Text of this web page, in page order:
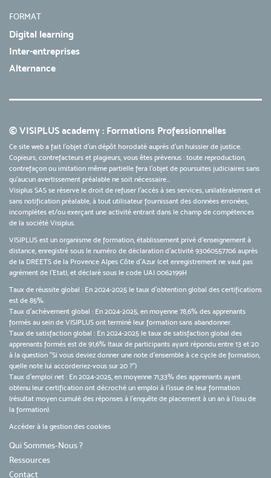
FORMAT
Digital learning
Inter-entreprises
Alternance
© VISIPLUS academy : Formations Professionnelles
Ce site web a fait l'objet d'un dépôt horodaté auprès d'un huissier de justice.
Copieurs, contrefacteurs et plagieurs, vous êtes prévenus : toute reproduction,
contrefaçon ou imitation même partielle fera l'objet de poursuites judiciaires sans
qu’aucun avertissement préalable ne soit nécessaire...
Visiplus SAS se réserve le droit de refuser l'accès à ses services, unilatéralement et
sans notification préalable, à tout utilisateur fournissant des données erronées,
incomplètes et/ou exerçant une activité entrant dans le champ de compétences
de la société Visiplus.
VISIPLUS est un organisme de formation, établissement privé d’enseignement à
distance, enregistré sous le numéro de déclaration d’activité 93060557706 auprès
de la DREETS de la Provence Alpes Côte d’Azur (cet enregistrement ne vaut pas
agrément de l’Etat), et déclaré sous le code UAI 0062199H
Taux de réussite global : En 2024-2025 le taux d'obtention global des certifications
est de 85%.
Taux d’achèvement global : En 2024-2025, en moyenne 78,6% des apprenants
formés au sein de VISIPLUS ont terminé leur formation sans abandonner.
Taux de satisfaction global : En 2024-2025 le taux de satisfaction global des
apprenants formés est de 91,6% (taux de participants ayant répondu entre 13 et 20
à la question "Si vous deviez donner une note d’ensemble à ce cycle de formation,
quelle note lui accorderiez-vous sur 20 ?")
Taux d’emploi net : En 2024-2025, en moyenne 71,33% des apprenants ayant
obtenu leur certification ont décroché un emploi à l'issue de leur formation
(résultat moyen cumulé des réponses à l'enquête de placement à un an à l'issu de
la formation).
Accéder à la gestion des cookies
Qui Sommes-Nous ?
Ressources
Contact